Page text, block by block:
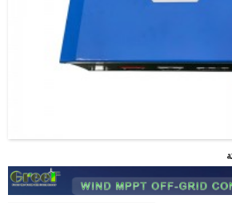
إدخال كلمة المرور
يرسل